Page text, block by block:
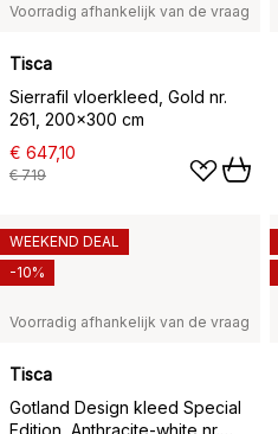
Voorradig afhankelijk van de vraag
Tisca
Sierrafil vloerkleed, Gold nr.
261, 200x300 cm
€ 647,10
€ 719
Voorradig afhankelijk van de vraag
Tisca
Gotland Design kleed Special
Edition, Anthracite-white nr.
WEEKEND DEAL
-10%